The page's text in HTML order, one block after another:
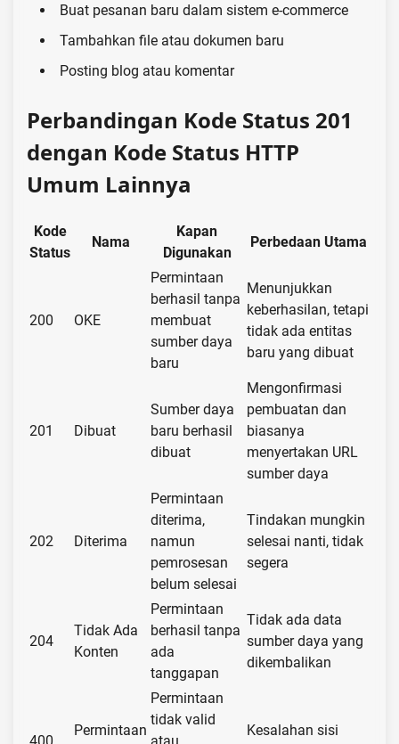
Buat pesanan baru dalam sistem e-commerce
Tambahkan file atau dokumen baru
Posting blog atau komentar
Perbandingan Kode Status 201
dengan Kode Status HTTP
Umum Lainnya
Kode
Status
Nama
Kapan
Digunakan
Perbedaan Utama
200 OKE
Permintaan
berhasil tanpa
membuat
sumber daya
baru
Menunjukkan
keberhasilan, tetapi
tidak ada entitas
baru yang dibuat
201 Dibuat
Sumber daya
baru berhasil
dibuat
Mengonfirmasi
pembuatan dan
biasanya
menyertakan URL
sumber daya
202 Diterima
Permintaan
diterima,
namun
pemrosesan
belum selesai
Tindakan mungkin
selesai nanti, tidak
segera
204
Tidak Ada
Konten
Permintaan
berhasil tanpa
ada
tanggapan
Tidak ada data
sumber daya yang
dikembalikan
Permintaan
Permintaan
tidak valid
Kesalahan sisi